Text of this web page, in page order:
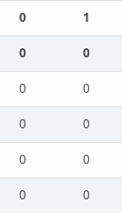
0 1
0 0
0 0
0 0
0 0
0 0